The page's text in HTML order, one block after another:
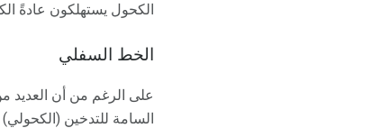
الكحول يستهلكون عادةً
الخط السفلي
على الرغم من أن العديد
السامة للتدخين